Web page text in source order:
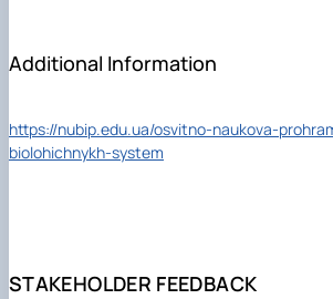
Additional Information
https://nubip.edu.ua/osvitno-naukova-
biolohichnykh-system
STAKEHOLDER FEEDBACK